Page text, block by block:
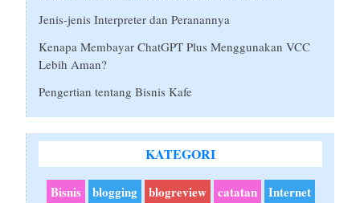
Jenis-jenis Interpreter dan Peranannya
Kenapa Membayar ChatGPT Plus Menggunakan VCC
Lebih Aman?
Pengertian tentang Bisnis Kafe
KATEGORI
Bisnis blogging blogreview catatan
Internet